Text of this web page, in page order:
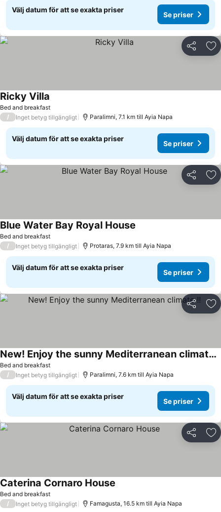
Välj datum för att se exakta priser
Se priser
Dela
Bed and breakfast
Ricky Villa
/ Inget betyg tillgängligt Paralimni, 7.1 km till Ayia Napa
Välj datum för att se exakta priser
Se priser
Dela
Bed and breakfast
Blue Water Bay Royal House
/ Inget betyg tillgängligt Protaras, 7.9 km till Ayia Napa
Välj datum för att se exakta priser
Se priser
Dela
Bed and breakfast
New! Enjoy the sunny Mediterranean climate !!
Se priser
/ Inget betyg tillgängligt Paralimni, 7.6 km till Ayia Napa
Välj datum för att se exakta priser
Se priser
Dela
Bed and breakfast
Caterina Cornaro House
/ Inget betyg tillgängligt Famagusta, 16.5 km till Ayia Napa